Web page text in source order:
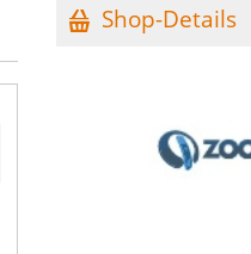
Shop-Details